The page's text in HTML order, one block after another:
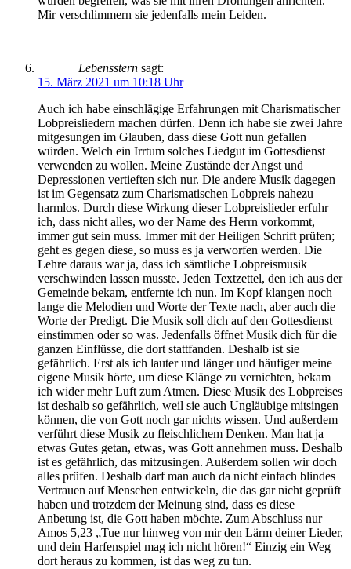
Mir verschlimmern sie jedenfalls mein Leiden.
Lebensstern sagt:
15. März 2021 um 10:18 Uhr
Auch ich habe einschlägige Erfahrungen mit Charismatischer
Lobpreisliedern machen dürfen. Denn ich habe sie zwei Jahre
mitgesungen im Glauben, dass diese Gott nun gefallen
würden. Welch ein Irrtum solches Liedgut im Gottesdienst
verwenden zu wollen. Meine Zustände der Angst und
Depressionen vertieften sich nur. Die andere Musik dagegen
ist im Gegensatz zum Charismatischen Lobpreis nahezu
harmlos. Durch diese Wirkung dieser Lobpreislieder erfuhr
ich, dass nicht alles, wo der Name des Herrn vorkommt,
immer gut sein muss. Immer mit der Heiligen Schrift prüfen;
geht es gegen diese, so muss es ja verworfen werden. Die
Lehre daraus war ja, dass ich sämtliche Lobpreismusik
verschwinden lassen musste. Jeden Textzettel, den ich aus der
Gemeinde bekam, entfernte ich nun. Im Kopf klangen noch
lange die Melodien und Worte der Texte nach, aber auch die
Worte der Predigt. Die Musik soll dich auf den Gottesdienst
einstimmen oder so was. Jedenfalls öffnet Musik dich für die
ganzen Einflüsse, die dort stattfanden. Deshalb ist sie
gefährlich. Erst als ich lauter und länger und häufiger meine
eigene Musik hörte, um diese Klänge zu vernichten, bekam
ich wider mehr Luft zum Atmen. Diese Musik des Lobpreises
ist deshalb so gefährlich, weil sie auch Ungläubige mitsingen
können, die von Gott noch gar nichts wissen. Und außerdem
verführt diese Musik zu fleischlichem Denken. Man hat ja
etwas Gutes getan, etwas, was Gott annehmen muss. Deshalb
ist es gefährlich, das mitzusingen. Außerdem sollen wir doch
alles prüfen. Deshalb darf man auch da nicht einfach blindes
Vertrauen auf Menschen entwickeln, die das gar nicht geprüft
haben und trotzdem der Meinung sind, dass es diese
Anbetung ist, die Gott haben möchte. Zum Abschluss nur
Amos 5,23 „Tue nur hinweg von mir den Lärm deiner Lieder,
und dein Harfenspiel mag ich nicht hören!“ Einzig ein Weg
dort heraus zu kommen, ist das weg zu tun.